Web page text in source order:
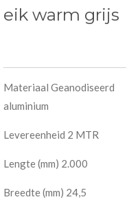
eik warm grijs
Materiaal Geanodiseerd
aluminium
Levereenheid 2 MTR
Lengte (mm) 2.000
Breedte (mm) 24,5